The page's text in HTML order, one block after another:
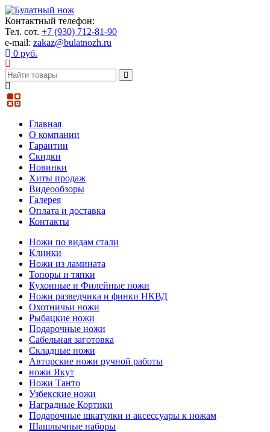
Контактный телефон:
Тел. сот. +7 (930) 712-81-90
e-mail: zakaz@bulatnozh.ru
0 руб.
Главная
О компании
Гарантии
Скидки
Новинки
Хиты продаж
Видеообзоры
Галерея
Оплата и доставка
Контакты
Ножи по видам стали
Клинки
Ножи из ламината
Топоры и тяпки
Кухонные и Филейные ножи
Ножи разведчика и финки НКВД
Охотничьи ножи
Рыбацкие ножи
Подарочные ножи
Сабельная заготовка
Складные ножи
Авторские ножи ручной работы
ножи Якут
Ножи Танто
Узбекские ножи
Наградные Кортики
Подарочные шкатулки и аксессуары к ножам
Шашлычные наборы